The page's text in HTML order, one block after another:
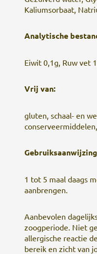
Kaliumsorbaat,
Analytische
Eiwit 0,1g, Ruw vet
Vrij van:
gluten, schaal- en
1 tot 5 maal daags
aanbrengen.
Aanbevolen
zoogperiode. Niet
allergische reactie
bereik en zicht van